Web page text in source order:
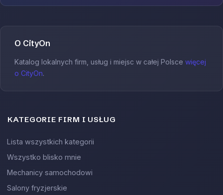
O CityOn
Katalog lokalnych firm, usług i miejsc w całej Polsce więcej
o CityOn.
KATEGORIE FIRM I USŁUG
Lista wszystkich kategorii
Wszystko blisko mnie
Mechanicy samochodowi
Salony fryzjerskie